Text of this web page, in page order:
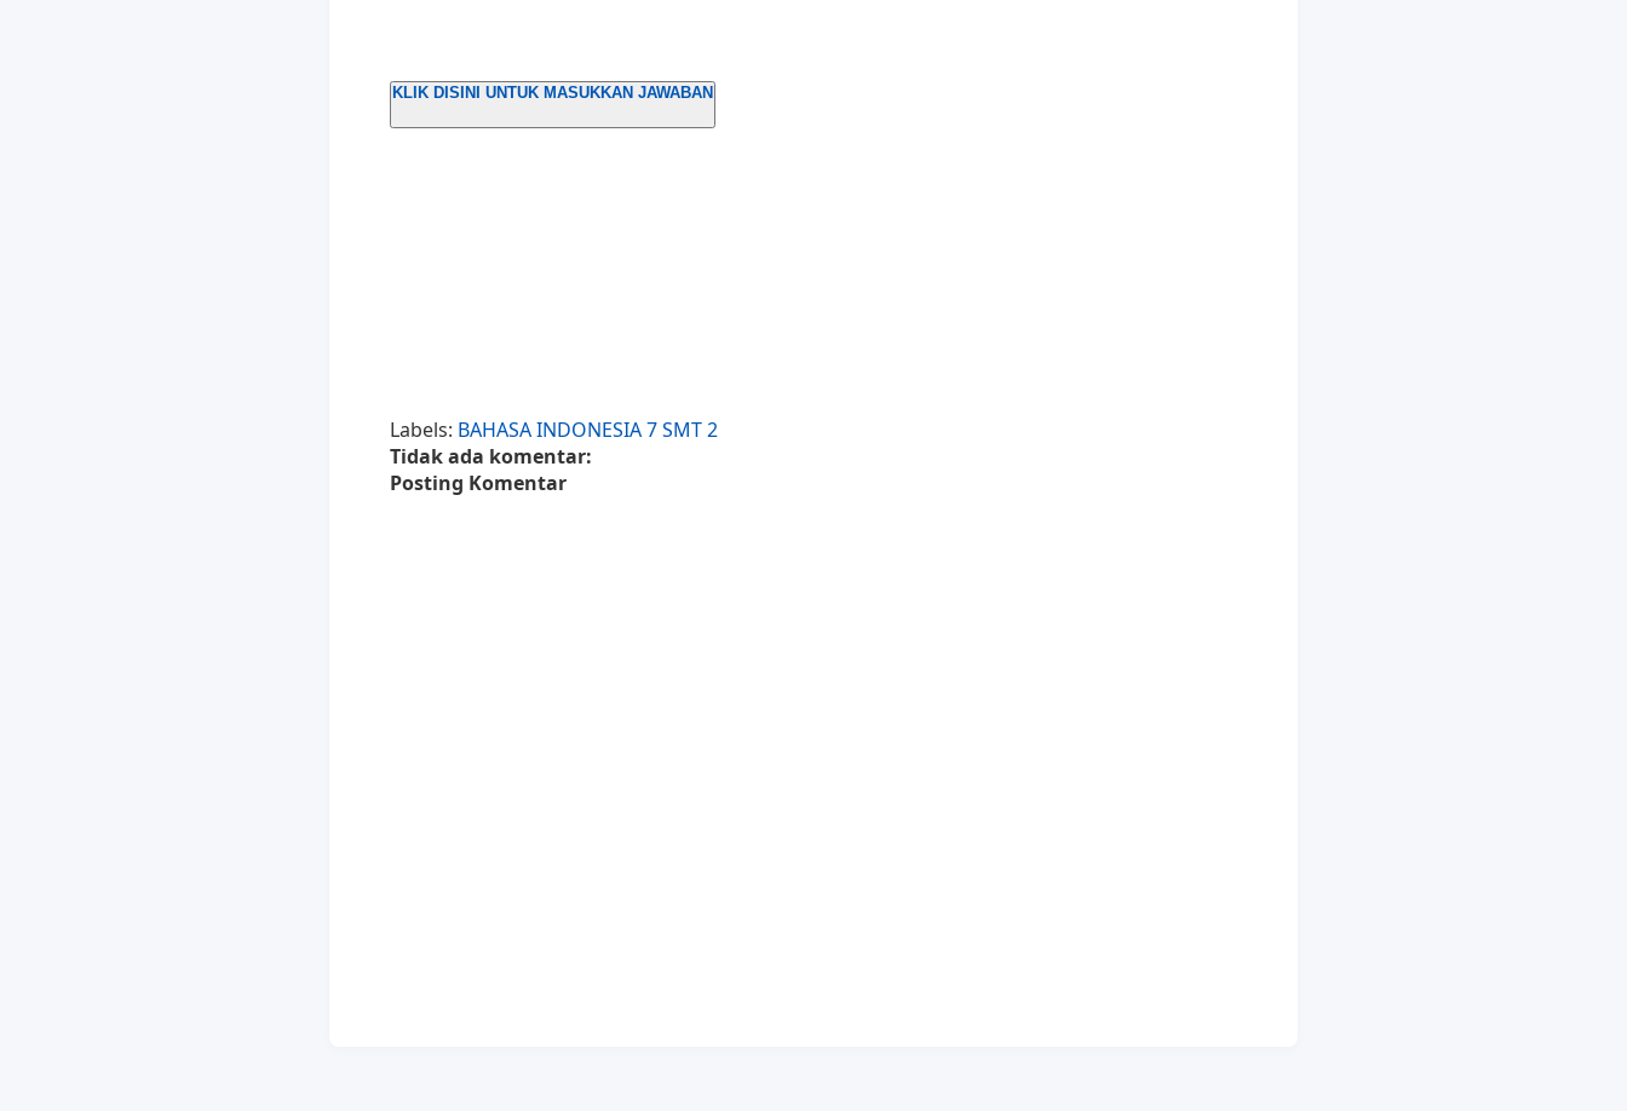
KLIK DISINI UNTUK MASUKKAN JAWABAN
Labels: BAHASA INDONESIA 7 SMT 2
Tidak ada komentar:
Posting Komentar